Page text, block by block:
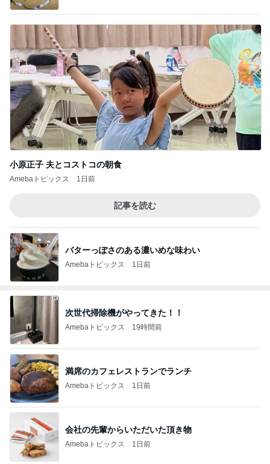
小原正子 夫とコストコの朝食
Amebaトピックス 1日前
記事を読む
バターっぽさのある濃いめな味わい
Amebaトピックス 1日前
次世代掃除機がやってきた！！
Amebaトピックス 19時間前
満席のカフェレストランでランチ
Amebaトピックス 1日前
会社の先輩からいただいた頂き物
Amebaトピックス 1日前